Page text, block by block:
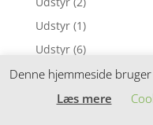
Udstyr (1)
Udstyr (6)
Udstyr (1)
Udstyr (8)
Denne hjemmeside
Læs mere